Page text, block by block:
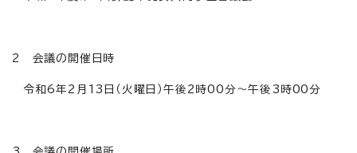
2 会議の開催日時
令和6年2月13日（火曜日）午後2時00分～午後3時00分